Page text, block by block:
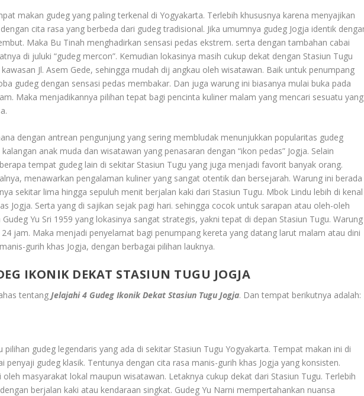
makan gudeg yang paling terkenal di Yogyakarta. Terlebih khususnya karena menyajikan
cita rasa yang berbeda dari gudeg tradisional. Jika umumnya gudeg Jogja identik
Maka Bu Tinah menghadirkan sensasi pedas ekstrem. serta dengan tambahan cabai
di juluki “gudeg mercon”. Kemudian lokasinya masih cukup dekat dengan Stasiun Tugu
Jl. Asem Gede, sehingga mudah dij angkau oleh wisatawan. Baik untuk penumpang
gudeg dengan sensasi pedas membakar. Dan juga warung ini biasanya mulai buka pada
Maka menjadikannya pilihan tepat bagi pencinta kuliner malam yang mencari sesuatu yang
dengan antrean pengunjung yang sering membludak menunjukkan popularitas gudeg
anak muda dan wisatawan yang penasaran dengan “ikon pedas” Jogja. Selain
tempat gudeg lain di sekitar Stasiun Tugu yang juga menjadi favorit banyak orang.
menawarkan pengalaman kuliner yang sangat otentik dan bersejarah. Warung ini berada
sekitar lima hingga sepuluh menit berjalan kaki dari Stasiun Tugu. Mbok Lindu lebih di kenal
Jogja. Serta yang di sajikan sejak pagi hari. sehingga cocok untuk sarapan atau oleh-oleh
Yu Sri 1959 yang lokasinya sangat strategis, yakni tepat di depan Stasiun Tugu. Warung
jam. Maka menjadi penyelamat bagi penumpang kereta yang datang larut malam atau dini
gurih khas Jogja, dengan berbagai pilihan lauknya.
IKONIK DEKAT STASIUN TUGU JOGJA
tentangJelajahi 4 Gudeg Ikonik Dekat Stasiun Tugu Jogja. Dan tempat berikutnya adalah:
pilihan gudeg legendaris yang ada di sekitar Stasiun Tugu Yogyakarta. Tempat makan ini di
penyaji gudeg klasik. Tentunya dengan cita rasa manis-gurih khas Jogja yang konsisten.
masyarakat lokal maupun wisatawan. Letaknya cukup dekat dari Stasiun Tugu. Terlebih
berjalan kaki atau kendaraan singkat. Gudeg Yu Narni mempertahankan nuansa